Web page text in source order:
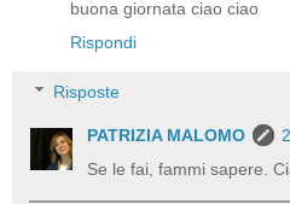
buona giornata ciao ciao
Rispondi
Risposte
PATRIZIA MALOMO
Se le fai, fammi sapere.